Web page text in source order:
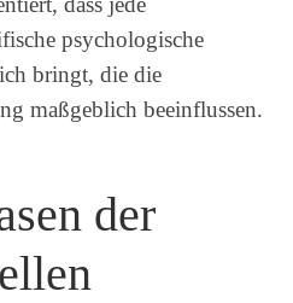
psychologische
bringt, die die
maßgeblich beeinflussen.
der